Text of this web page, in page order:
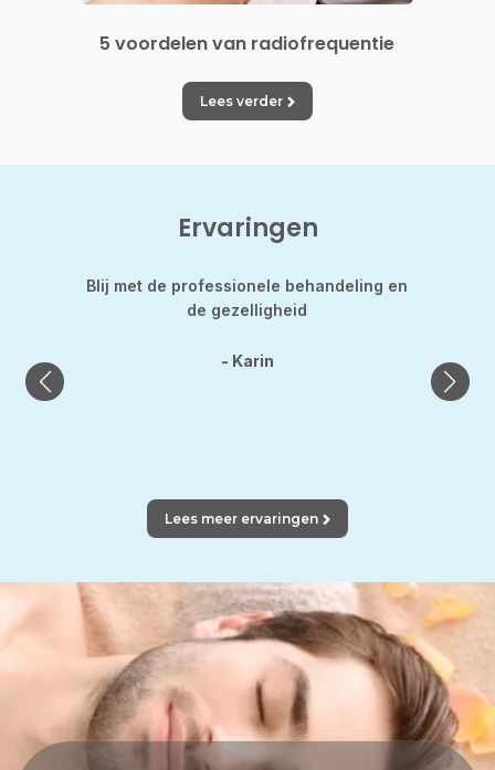
5 voordelen van radiofrequentie
Lees verder
Ervaringen
Blij met de professionele behandeling en
de gezelligheid
- Karin
Lees meer ervaringen